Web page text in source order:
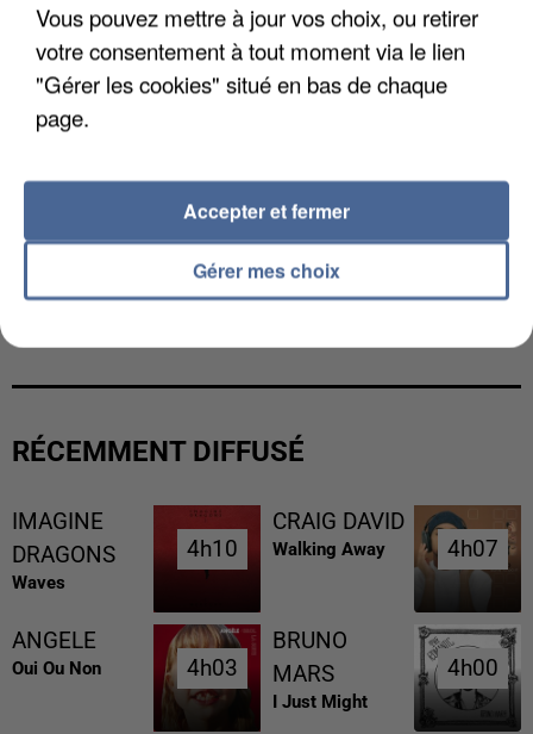
L’UN DES FONDATEURS SUPPOSÉS DE LA DZ
RÉCEMMENT DIFFUSÉ
IMAGINE
DRAGONS
Waves
4h10
4h10
CRAIG DAVID
Walking Away 4h07
4h07
ANGELE
Oui Ou Non 4h03
4h03
BRUNO
MARS
I Just Might
4h00
4h00
Vous pouvez mettre à jour vos choix, ou retirer
votre consentement à tout moment via le lien
"Gérer les cookies" situé en bas de chaque
page.
Gérer mes choix
Accepter et fermer